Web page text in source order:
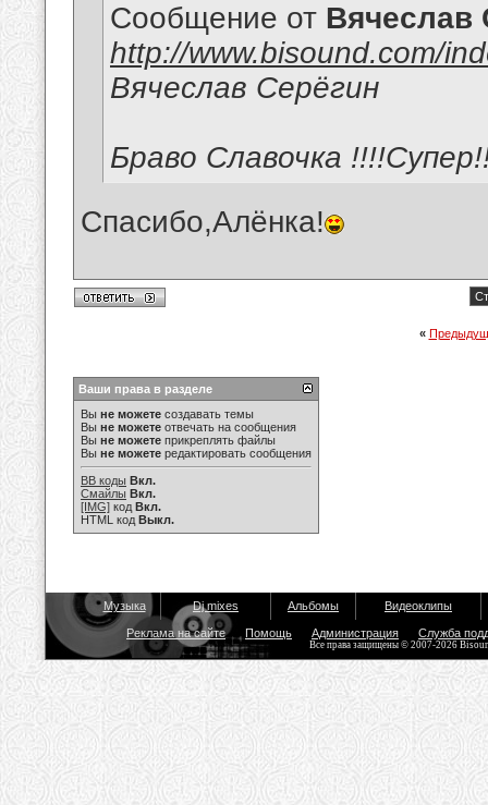
Сообщение от Вячеслав
http://www.bisound.com/
Вячеслав Серёгин
Браво Славочка
Спасибо,Алёнка!
«
Ваши права в разделе
Вы не можете создавать темы
Вы не можете отвечать на сообщения
Вы не можете прикреплять файлы
Вы не можете редактировать сообщения
BB коды Вкл.
Смайлы Вкл.
[IMG] код Вкл.
HTML код Выкл.
Музыка Dj mixes Альбомы Видеоклипы
Реклама на сайте Помощь Администрация Служба
Все права защищены © 2007-2026